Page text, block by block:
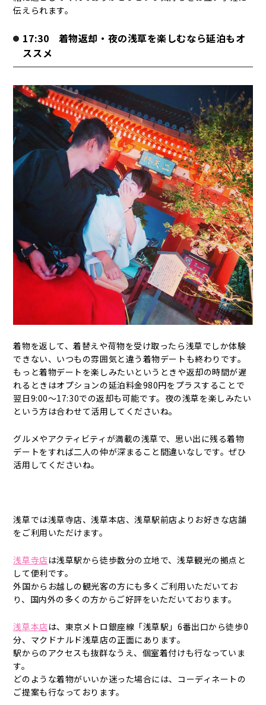
伝えられます。
17:30 着物返却・夜の浅草を楽しむなら延泊もオ
ススメ
着物を返して、着替えや荷物を受け取ったら浅草でしか体験
できない、いつもの雰囲気と違う着物デートも終わりです。
もっと着物デートを楽しみたいというときや返却の時間が遅
れるときはオプションの延泊料金980円をプラスすることで
翌日9:00～17:30での返却も可能です。夜の浅草を楽しみたい
という方は合わせて活用してくださいね。
グルメやアクティビティが満載の浅草で、思い出に残る着物
デートをすれば二人の仲が深まること間違いなしです。ぜひ
活用してくださいね。
浅草では浅草寺店、浅草本店、浅草駅前店よりお好きな店舗
をご利用いただけます。
浅草寺店は浅草駅から徒歩数分の立地で、浅草観光の拠点と
して便利です。
外国からお越しの観光客の方にも多くご利用いただいてお
り、国内外の多くの方からご好評をいただいております。
浅草本店は、東京メトロ銀座線「浅草駅」6番出口から徒歩0
分、マクドナルド浅草店の正面にあります。
駅からのアクセスも抜群なうえ、個室着付けも行なっていま
す。
どのような着物がいいか迷った場合には、コーディネートの
ご提案も行なっております。